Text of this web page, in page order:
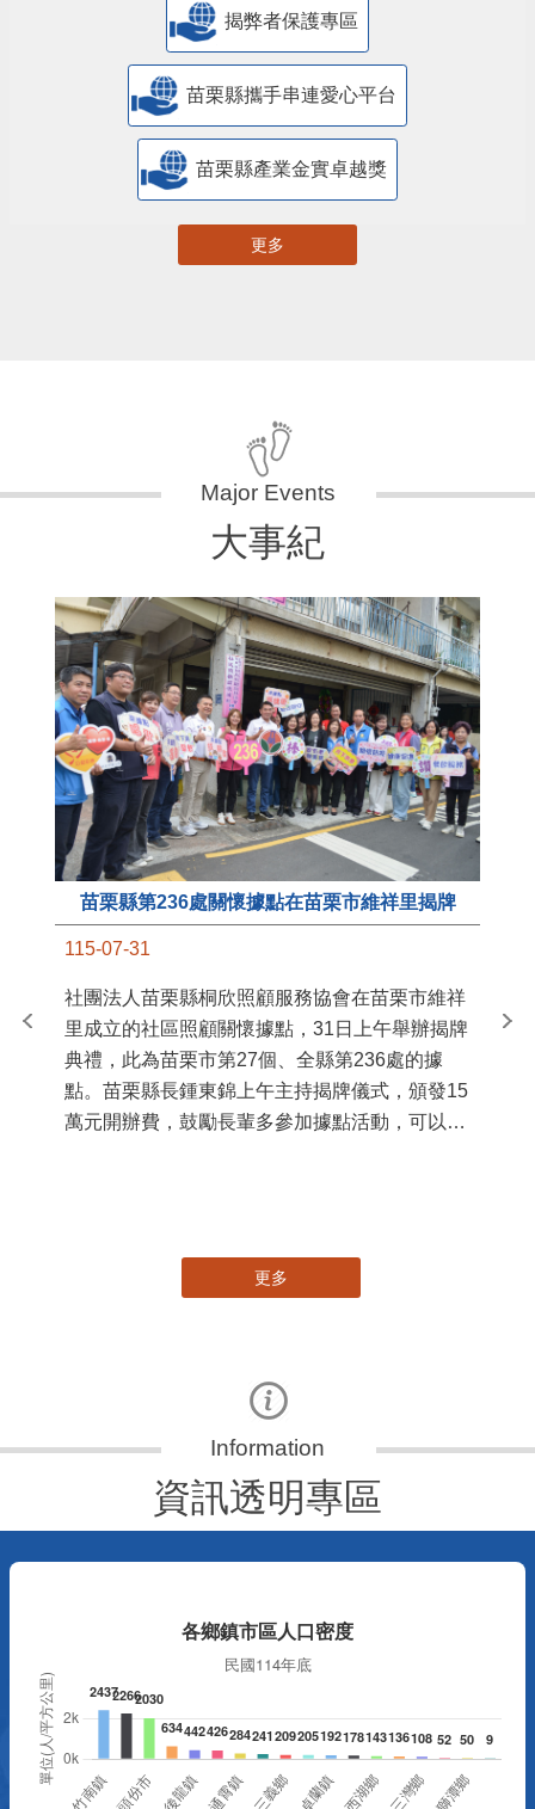
揭弊者保護專區
苗栗縣攜手串連愛心平台
苗栗縣產業金實卓越獎
更多
大事紀
苗栗縣第236處關懷據點在苗栗市維祥里揭牌
115-07-31
社團法人苗栗縣桐欣照顧服務協會在苗栗市維祥
里成立的社區照顧關懷據點，31日上午舉辦揭牌
典禮，此為苗栗市第27個、全縣第236處的據
點。苗栗縣長鍾東錦上午主持揭牌儀式，頒發15
萬元開辦費，鼓勵長輩多參加據點活動，可以更
苗
更多
資訊透明專區